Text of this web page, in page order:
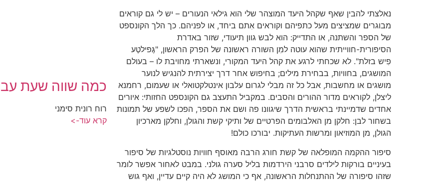
נאלצתי להבין שאף שקהל היעד המוצהר שלי הוא גילאי הנעורים – יש לי גם קוראים
מבוגרים שמציצים מעל כתפיהם וקוראים אִתם ביחד, או לפניהם. כך הלך הקונספט
של הספר והשתנה, או התדייק: הוא לבש גוון תיעודי, שזור באדרת
הסיפורית-חווייתית שהוא עוטה למִן השורה ראשונה של הפרק הראשון, "גֶּפילטֶע
פִיש בזלת". לא שכחתי לרגע את קהל היעד המקורי, ונשארתי מחויבת לו – בעולם
המושגים, בחוויות, בבחירת מילים; בחיפוש אחר דרך יצירתית להנגיש לנוער
מושגים או מחשבות, אבל כל זה מבלי לגרום עלבון אינטלקטואלי או שעמום, רחמנא
ליצלן, לקוראים מדור ההורים והסבים. במקביל התעצב גם הקונספט החזותי: איורים
אחדים שדמיינתי בראשית הדרך שיגוונו פה ושם את הספר, הפכו לשפע של תמונות
בשחור לבן: חלקן מן האלבומים הפרטיים של ותיקי קשת והגולן, וחלקן מארכיון
הגולן, מן המוזיאון ומרשות העתיקות. יבורכו כולם!
סיפור ההקמה המופלאה של קשת חורג הרבה מאוסף חוויות נוסטלגיות של סיפור
בעיניים בורקות לילדים סרבני הירדמות בליל סערה גולני. במבט לאחור אפשר לומר
שזהו סיפורה של ההתנחלות הראשונה, אף כי המושג לא היה קיים עדיין, ואף גוש
כמה שווה שעת
רוח רונית סימני
קרא עוד->